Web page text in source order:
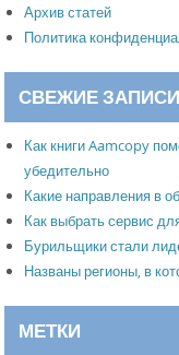
Архив статей
Политика
СВЕЖИЕ ЗАПИСИ
Как книги Aamcopy
убедительно
Какие направления в
Как выбрать сервис
Бурильщики стали
Названы регионы, в
МЕТКИ